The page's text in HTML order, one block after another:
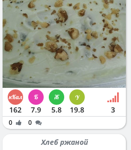
162 7.9 5.8 19.8 3
0 0
Хлеб ржаной